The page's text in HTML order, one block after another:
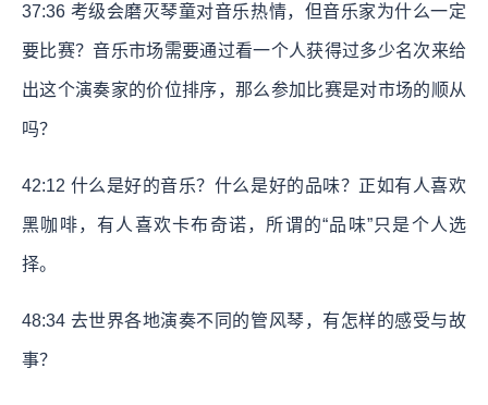
37:36 考级会磨灭琴童对音乐热情，但音乐家为什么一定
要比赛？音乐市场需要通过看一个人获得过多少名次来给
出这个演奏家的价位排序，那么参加比赛是对市场的顺从
吗？
42:12 什么是好的音乐？什么是好的品味？正如有人喜欢
黑咖啡，有人喜欢卡布奇诺，所谓的“品味”只是个人选
择。
48:34 去世界各地演奏不同的管风琴，有怎样的感受与故
事？